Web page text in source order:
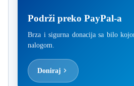
Podrži preko PayPal-a
Brza i sigurna donacija sa bilo
nalogom.
Doniraj